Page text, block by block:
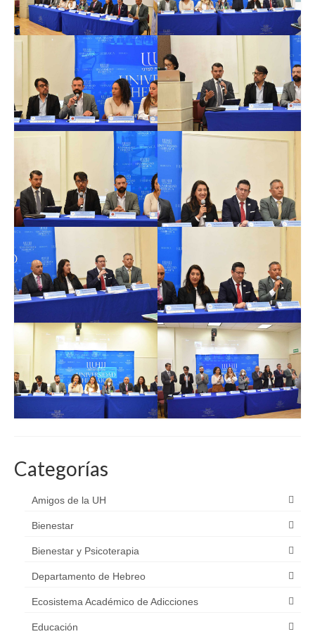
Categorías
Amigos de la UH
Bienestar
Bienestar y Psicoterapia
Departamento de Hebreo
Ecosistema Académico de Adicciones
Educación